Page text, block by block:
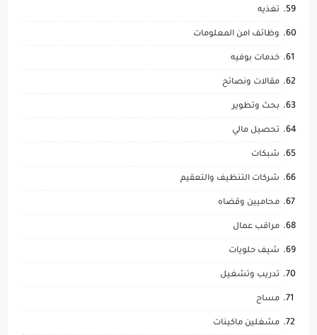
تغذيه
وظائف امن المعلومات
خدمات بوفيه
مقالات ونصائح
بحث وتطوير
تحصيل مالي
شبكات
شركات التنظيف والتعقيم
محاميين وقضاه
مراقب عمال
شيف حلويات
تدريب وتشغيل
مساح
مشغلين ماكينات